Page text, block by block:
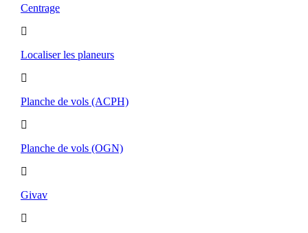
Centrage
Localiser les planeurs
Planche de vols (ACPH)
Planche de vols (OGN)
Givav